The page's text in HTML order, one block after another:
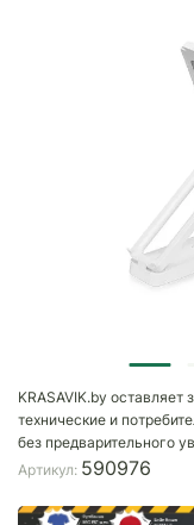
KRASAVIK.by оставляет
технические и
без предварительного
Артикул: 590976